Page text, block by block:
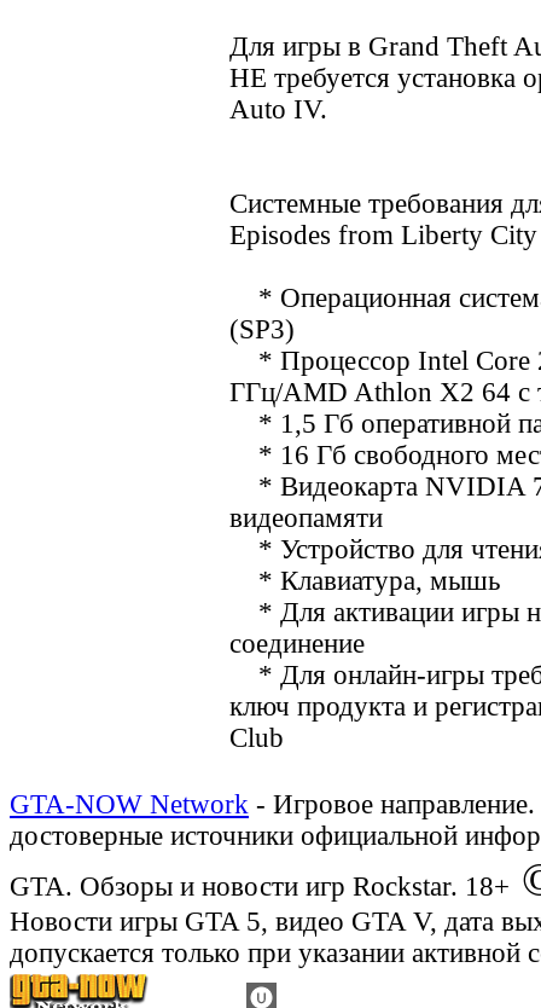
Для игры в Grand Theft
НЕ требуется установка
Auto IV.
Системные требования
Episodes from Liberty City
* Операционная
(SP3)
* Процессор Intel Core
ГГц/AMD Athlon X2 64 с
* 1,5 Гб оперативной
* 16 Гб свободного
* Видеокарта NVIDIA
видеопамяти
* Устройство для
* Клавиатура, мышь
* Для активации игры
соединение
* Для онлайн-игры
ключ продукта и
Club
GTA-NOW Network - Игровое
достоверные источники официальной
GTA. Обзоры и новости игр Rockstar. 18+
Новости игры GTA 5, видео GTA V, дата
допускается только при указании активной